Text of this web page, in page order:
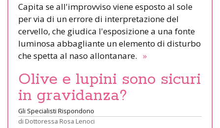
Capita se all'improvviso viene esposto al sole
per via di un errore di interpretazione del
cervello, che giudica l'esposizione a una fonte
luminosa abbagliante un elemento di disturbo
che spetta al naso allontanare. »
Olive e lupini sono sicuri
in gravidanza?
Gli Specialisti Rispondono
di Dottoressa Rosa Lenoci